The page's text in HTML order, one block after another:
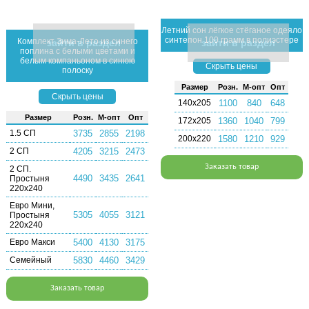
Комплект Зима-Лето из синего
поплина с белыми цветами и
белым компаньоном в синюю
полоску
зайти в раздел
Скрыть цены
Раз­мер Розн. М-опт Опт
1.5 СП 3735 2855 2198
2 СП 4205 3215 2473
2 СП.
Простыня
220х240
4490 3435 2641
Евро Мини,
Простыня
220х240
5305 4055 3121
Евро Макси 5400 4130 3175
Семейный 5830 4460 3429
Заказать товар
Летний сон лёгкое стёганое одеяло
синтепон 100 грамм в полиэстере
зайти в раздел
Скрыть цены
Раз­мер Розн. М-опт Опт
140х205 1100 840 648
172х205 1360 1040 799
200х220 1580 1210 929
Заказать товар